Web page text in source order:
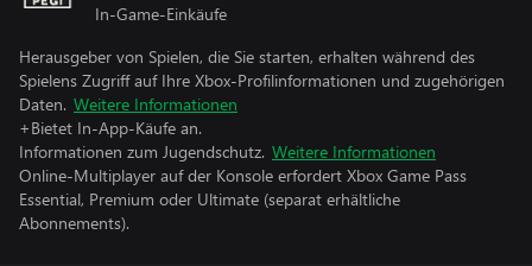
In-Game-Einkäufe
Herausgeber von Spielen, die Sie starten, erhalten während des
Spielens Zugriff auf Ihre Xbox-Profilinformationen und zugehörigen
Daten. Weitere Informationen
+Bietet In-App-Käufe an.
Informationen zum Jugendschutz. Weitere Informationen
Online-Multiplayer auf der Konsole erfordert Xbox Game Pass
Essential, Premium oder Ultimate (separat erhältliche
Abonnements).